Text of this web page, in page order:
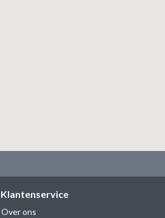
Klantenservice
Over ons